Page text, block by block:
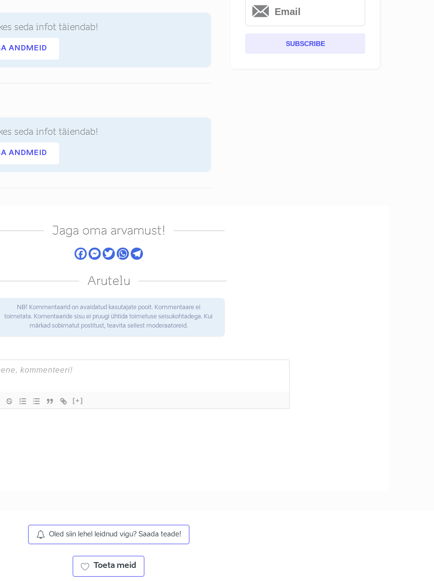
seda infot täiendab!
ANDMEID
seda infot täiendab!
ANDMEID
SUBSCRIBE
Jaga oma arvamust!
Arutelu
NB! Kommentaarid on avaldatud kasutajate poolt. Kommentaare ei
toimetata. Komentaaride sisu ei pruugi ühtida toimetuse seisukohtadega. Kui
märkad sobimatut postitust, teavita sellest moderaatoreid.
[+]
Oled siin lehel leidnud vigu? Saada teade!
Toeta meid